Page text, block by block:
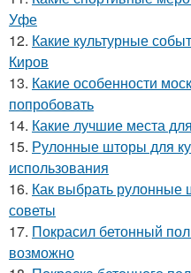
Уфе
12. Какие культурные
Киров
13. Какие особенности
попробовать
14. Какие лучшие места
15. Рулонные шторы для
использования
16. Как выбрать рулонные
советы
17. Покрасил бетонный
возможно